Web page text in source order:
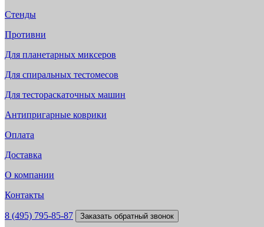
Стенды
Противни
Для планетарных миксеров
Для спиральных тестомесов
Для тестораскаточных машин
Антипригарные коврики
Оплата
Доставка
О компании
Контакты
8 (495) 795-85-87 Заказать обратный звонок